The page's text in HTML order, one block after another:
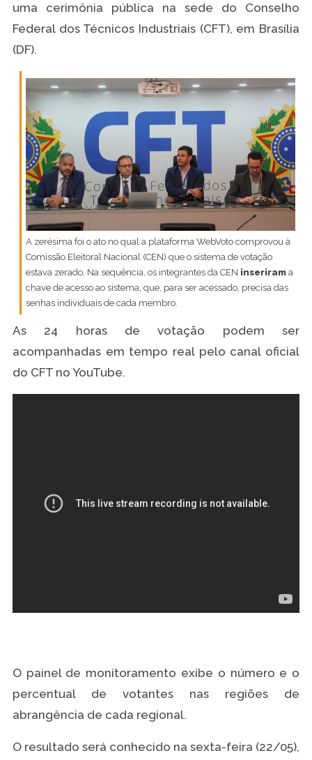
uma cerimônia pública na sede do Conselho
Federal dos Técnicos Industriais (CFT), em Brasília
(DF).
A zerésima foi o ato no qual a plataforma WebVoto comprovou à
Comissão Eleitoral Nacional (CEN) que o sistema de votação
estava zerado. Na sequência, os integrantes da CEN inserirama
chave de acesso ao sistema, que, para ser acessado, precisa das
senhas individuais de cada membro.
As 24 horas de votação podem ser
acompanhadas em tempo real pelo canal oficial
do CFT no YouTube.
O painel de monitoramento exibe o número e o
percentual de votantes nas regiões de
abrangência de cada regional.
O resultado será conhecido na sexta-feira (22/05),